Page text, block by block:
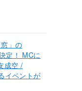
」の
定！ MCに
成空 /
イベントが